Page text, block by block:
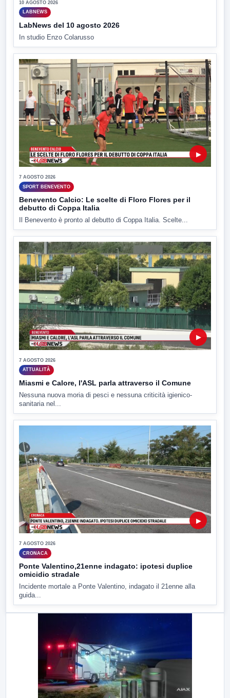
10 AGOSTO 2026
LABNEWS
LabNews del 10 agosto 2026
In studio Enzo Colarusso
▶
7 AGOSTO 2026
SPORT BENEVENTO
Benevento Calcio: Le scelte di Floro Flores per il
debutto di Coppa Italia
Il Benevento è pronto al debutto di Coppa Italia. Scelte...
▶
7 AGOSTO 2026
ATTUALITÀ
Miasmi e Calore, l'ASL parla attraverso il Comune
Nessuna nuova moria di pesci e nessuna criticità igienico-
sanitaria nel...
▶
7 AGOSTO 2026
CRONACA
Ponte Valentino,21enne indagato: ipotesi duplice
omicidio stradale
Incidente mortale a Ponte Valentino, indagato il 21enne alla
guida...